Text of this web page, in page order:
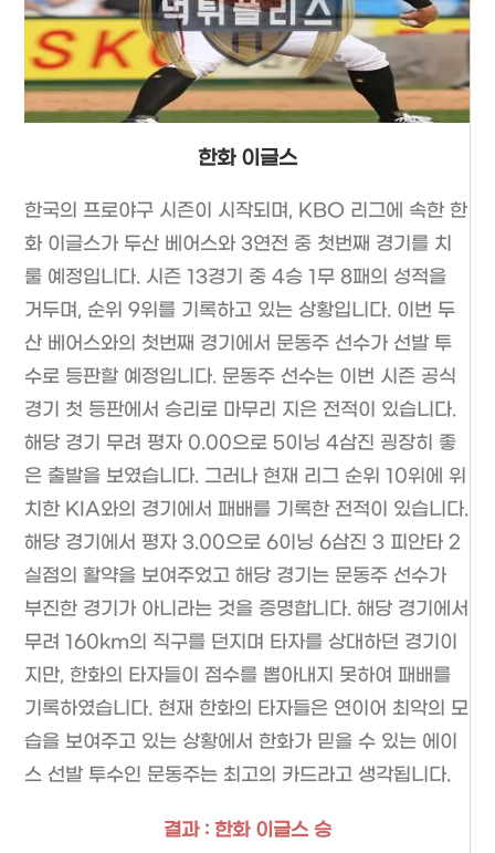
한화 이글스
한국의 프로야구 시즌이 시작되며, KBO 리그에 속한 한
화 이글스가 두산 베어스와 3연전 중 첫번째 경기를 치
룰 예정입니다. 시즌 13경기 중 4승 1무 8패의 성적을
거두며, 순위 9위를 기록하고 있는 상황입니다. 이번 두
산 베어스와의 첫번째 경기에서 문동주 선수가 선발 투
수로 등판할 예정입니다. 문동주 선수는 이번 시즌 공식
경기 첫 등판에서 승리로 마무리 지은 전적이 있습니다.
해당 경기 무려 평자 0.00으로 5이닝 4삼진 굉장히 좋
은 출발을 보였습니다. 그러나 현재 리그 순위 10위에 위
치한 KIA와의 경기에서 패배를 기록한 전적이 있습니다.
해당 경기에서 평자 3.00으로 6이닝 6삼진 3 피안타 2
실점의 활약을 보여주었고 해당 경기는 문동주 선수가
부진한 경기가 아니라는 것을 증명합니다. 해당 경기에서
무려 160km의 직구를 던지며 타자를 상대하던 경기이
지만, 한화의 타자들이 점수를 뽑아내지 못하여 패배를
기록하였습니다. 현재 한화의 타자들은 연이어 최악의 모
습을 보여주고 있는 상황에서 한화가 믿을 수 있는 에이
스 선발 투수인 문동주는 최고의 카드라고 생각됩니다.
결과 : 한화 이글스 승